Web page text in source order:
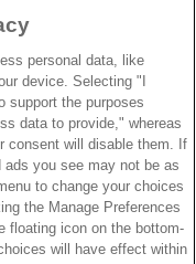
205
187
181
179
175
personal data, like
device. Selecting "I
support the purposes
data to provide," whereas
consent will disable them. If
you see may not be as
to change your choices
the Manage Preferences
floating icon on the bottom-
will have effect within